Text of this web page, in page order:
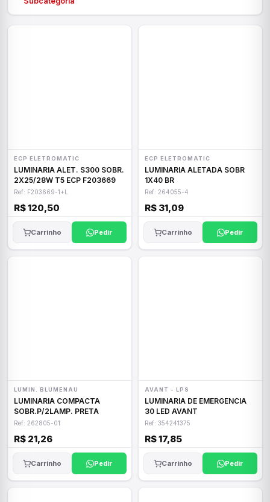
ECP ELETROMATIC
LUMINARIA ALET. S300 SOBR.
2X25/28W T5 ECP F203669
Ref: F203669-1+L
R$ 120,50
Carrinho Pedir
ECP ELETROMATIC
LUMINARIA ALETADA SOBR
1X40 BR
Ref: 264055-4
R$ 31,09
Carrinho Pedir
LUMIN. BLUMENAU
LUMINARIA COMPACTA
SOBR.P/2LAMP. PRETA
Ref: 262805-01
R$ 21,26
Carrinho Pedir
AVANT - LPS
LUMINARIA DE EMERGENCIA
30 LED AVANT
Ref: 354241375
R$ 17,85
Carrinho Pedir